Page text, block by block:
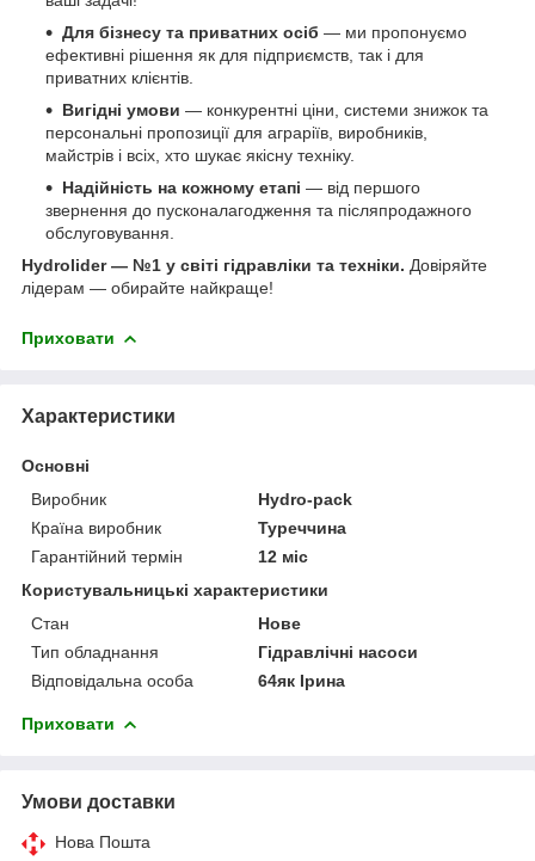
Для бізнесу та приватних осіб — ми пропонуємо
ефективні рішення як для підприємств, так і для
приватних клієнтів.
Вигідні умови — конкурентні ціни, системи знижок та
персональні пропозиції для аграріїв, виробників,
майстрів і всіх, хто шукає якісну техніку.
Надійність на кожному етапі — від першого
звернення до пусконалагодження та післяпродажного
обслуговування.
Hydrolider — №1 у світі гідравліки та техніки. Довіряйте
лідерам — обирайте найкраще!
Приховати
Характеристики
Основні
Виробник
Hydro-pack
Країна виробник
Туреччина
Гарантійний термін
12 міс
Користувальницькі характеристики
Стан
Нове
Тип обладнання
Гідравлічні насоси
Відповідальна особа
64як Ірина
Приховати
Умови доставки
Нова Пошта